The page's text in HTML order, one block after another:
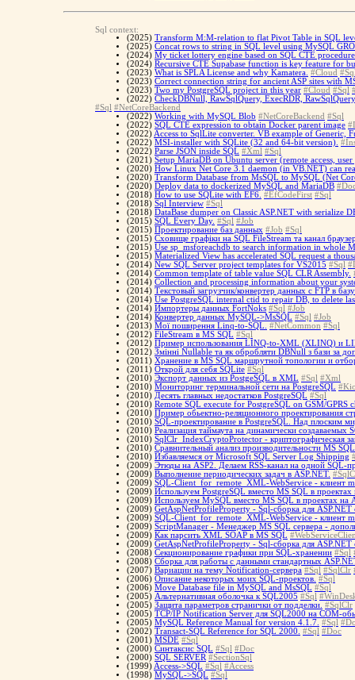
Sql context:
(2025) Transform M:M-relation to flat Pivot Table in SQL
(2025) Concat rows to string in SQL level using MySQL
(2024) My ticket lottery engine based on SQL CTE procedure
(2024) Recursive CTE Supabase function is key feature for
(2023) What is SPLA License and why Kamatera. #Cloud
(2023) Correct connection string for ancient ASP sites with
(2023) Two my PostgreSQL project in this year #Cloud #Sql
(2022) CheckDBNull, RawSqlQuery, ExecRDR,
#Sql #NetCoreBackend
(2022) Working with MySQL Blob #NetCoreBackend #Sql
(2022) SQL CTE expression to obtain Docker parent image
(2022) Access to SqlLite converter. VB example of Generic,
(2022) MSI-installer with SQLite (32 and 64-bit version).
(2022) Parse JSON inside SQL #Xml #Sql
(2021) Setup MariaDB on Ubuntu server (remote access,
(2020) How Linux Net Core 3.1 daemon (in VB.NET) can
(2020) Transform Database from MsSQL to MySQL (Net
(2020) Deploy data to dockerized MySQL and MariaDB
(2018) How to use SQLite with EF6. #EfCodeFirst #Sql
(2018) Sql Interview #Sql
(2018) DataBase dumper on Classic ASP.NET with serialize
(2015) SQL Every Day. #Sql #Job
(2015) Проектирование баз данных #Job #Sql
(2015) Сховище графіки на SQL FileStream та канал
(2015) Use sp_msforeachdb to search information in whole
(2015) Materialized View has accelerated SQL request a
(2014) New SQL Server project templates for VS2015 #Sql
(2014) Сommon template of table value SQL CLR Assembly.
(2014) Collection and processing information about your
(2014) Текстовый загрузчик/конвертер данных с FTP в базу
(2014) Use PostgreSQL internal ctid to repair DB, to delete
(2014) Импортеры данных FortNoks #Sql #Job
(2014) Конвертер данных MySQL->MsSQL #Sql #Job
(2013) Мої поширення Linq-to-SQL. #NetCommon #Sql
(2012) FileStream в MS SQL #Sql
(2012) Пример использования LINQ-to-XML (XLINQ) и
(2012) Змінні Nullable та як обробляти DBNull з бази за
(2011) Хранение в MS SQL маршрутной топологии и
(2011) Открой для себя SQLite #Sql
(2010) Экспорт данных из PostgeSQL в XML #Sql #Xml
(2010) Мониторинг терминальной сети на PostgreSQL
(2010) Десять главных недостатков PostgreSQL #Sql
(2010) Remote SQL execute for PostgreSQL on GSM/
(2010) Пример обьектно-реляционного проектирования
(2010) SQL-проектирование в PostgreSQL. Над плоским
(2010) Реализация таймаута на динамически
(2010) SqlClr_IndexCryptoProtector - криптографическая
(2010) Сравнительный анализ производительности MS
(2010) Избавляемся от Microsoft SQL Server Log Shipping
(2009) Этюды на ASP2. Делаем RSS-канал на одной SQL-
(2009) Выполнение периодических задач в ASP.NET.
(2009) SQL-Client_for_remote_XML-WebService - клиент
(2009) Используем PostgreSQL вместо MS SQL в
(2009) Используем MySQL вместо MS SQL в проектах на
(2009) GetAspNetProfileProperty - Sql-сборка для ASP.NET
(2009) SQL-Client_for_remote_XML-WebService - клиент
(2009) ScriptManager - Менеджер MS SQL сервера -
(2009) Как парсить XML SOAP в MS SQL
(2009) GetAspNetProfileProperty - Sql-сборка для ASP.NET
(2008) Cекционирование графики при SQL-хранении #Sql
(2008) Сборка для работы с данными стандартных
(2007) Вариации на тему Notification-сервера #Sql #SqlClr
(2006) Описание некоторых моих SQL-проектов. #Sql
(2006) Move Database file in MySQL and MsSQL #Sql
(2005) Альтернативная оболочка к SQL2005 #Sql
(2005) Защита параметров странички от подделки. #SqlClr
(2005) TCP/IP Notification Server для SQL2000 на COM-
(2005) MySQL Reference Manual for version 4.1.7. #Sql
(2002) Transact-SQL Reference for SQL 2000. #Sql #Doc
(2001) MSDE #Sql
(2000) Синтаксис SQL #Sql #Doc
(2000) SQL SERVER #SectionSql
(1999) Access->SQL #Sql #Access
(1998) MySQL->SQL #Sql